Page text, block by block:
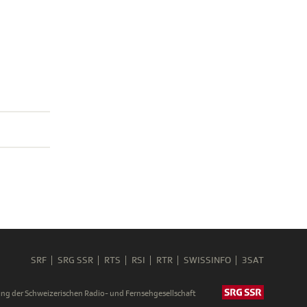
SRF SRG SSR RTS RSI RTR SWISSINFO 3SAT
der Schweizerischen Radio- und Fernsehgesellschaft